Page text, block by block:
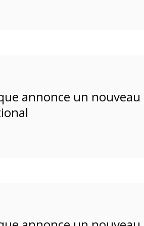
annonce un